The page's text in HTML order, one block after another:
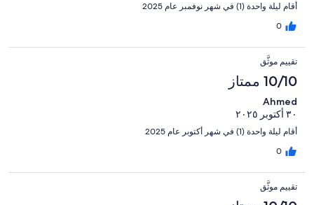
أقام ليلة واحدة (1) في شهر نوفمبر عام 2025
0
تقييم موثَّق
10/10 ممتاز
Ahmed
٣٠ أكتوبر ٢٠٢٥
أقام ليلة واحدة (1) في شهر أكتوبر عام 2025
0
تقييم موثَّق